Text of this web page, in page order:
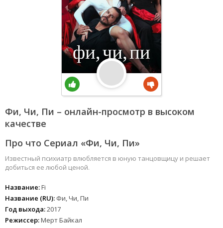
Фи, Чи, Пи – онлайн-просмотр в высоком
качестве
Про что Сериал «Фи, Чи, Пи»
Известный психиатр влюбляется в юную танцовщицу и решает
добиться ее любой ценой.
Название:Fi
Название (RU): Фи, Чи, Пи
Год выхода:2017
Режиссер:Мерт Байкал